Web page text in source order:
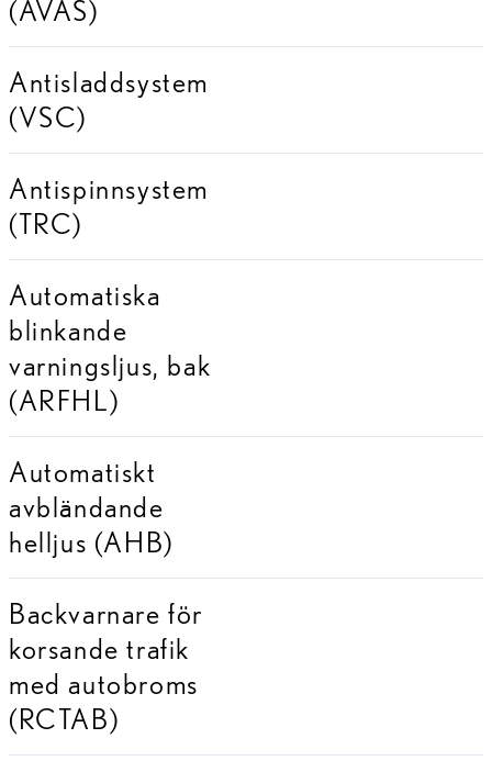
(AVAS)
Antisladdsystem
(VSC)
Antispinnsystem
(TRC)
Automatiska
blinkande
varningsljus, bak
(ARFHL)
Automatiskt
avbländande
helljus (AHB)
Backvarnare för
korsande trafik
med autobroms
(RCTAB)